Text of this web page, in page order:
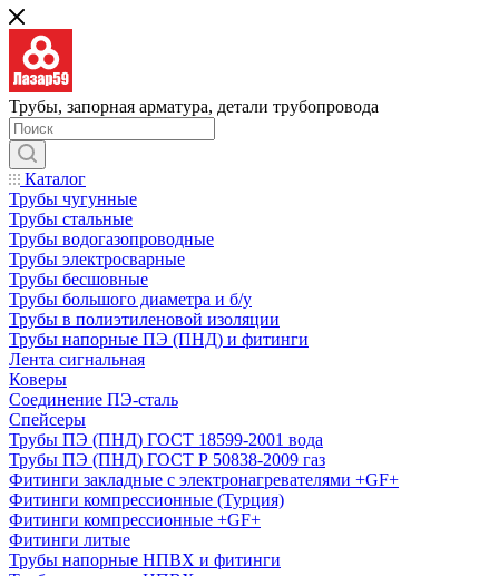
Трубы, запорная арматура, детали трубопровода
Каталог
Трубы чугунные
Трубы стальные
Трубы водогазопроводные
Трубы электросварные
Трубы бесшовные
Трубы большого диаметра и б/у
Трубы в полиэтиленовой изоляции
Трубы напорные ПЭ (ПНД) и фитинги
Лента сигнальная
Коверы
Соединение ПЭ-сталь
Спейсеры
Трубы ПЭ (ПНД) ГОСТ 18599-2001 вода
Трубы ПЭ (ПНД) ГОСТ Р 50838-2009 газ
Фитинги закладные с электронагревателями +GF+
Фитинги компрессионные (Турция)
Фитинги компрессионные +GF+
Фитинги литые
Трубы напорные НПВХ и фитинги